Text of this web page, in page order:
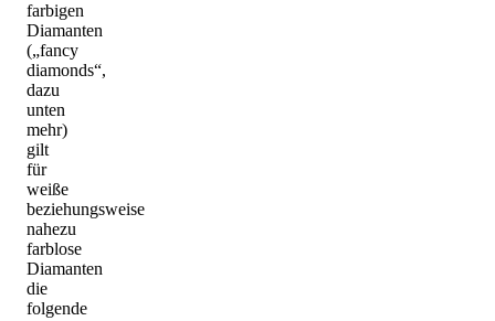
farbigen
Diamanten
(„fancy
diamonds“,
dazu
unten
mehr)
gilt
für
weiße
beziehungsweise
nahezu
farblose
Diamanten
die
folgende